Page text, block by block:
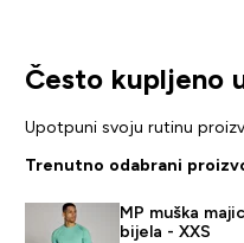
Često kupljeno
Upotpuni svoju rutinu
Trenutno odabrani
MP muška
bijela - XXS